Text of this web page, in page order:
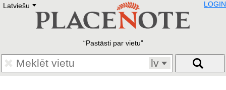
Latviešu E
Deutsch
Francais
Polski
LOGIN
Pastāsti par vietu
lv